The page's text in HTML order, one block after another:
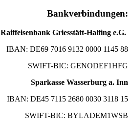
Bankverbindungen:
Raiffeisenbank Griesstätt-Halfing e.G.
IBAN: DE69 7016 9132 0000 1145 88
SWIFT-BIC: GENODEF1HFG
Sparkasse Wasserburg a. Inn
IBAN: DE45 7115 2680 0030 3118 15
SWIFT-BIC: BYLADEM1WSB